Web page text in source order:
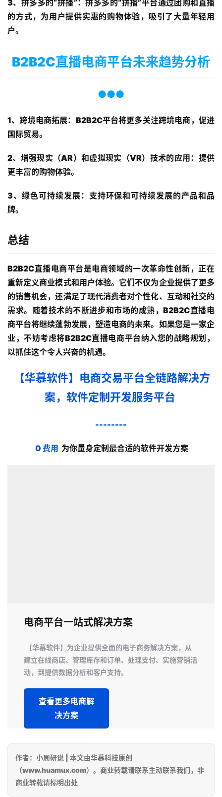
例
学
于
慕
联
系
我
4
0
0
-
8
5
5
-
3、拼多多的“拼播”：拼多多的“拼播”平台通过团购和直播
的方式，为用户提供实惠的购物体验，吸引了大量年轻用
户。
B2B2C直播电商平台未来趋势分析
●●●
1、跨境电商拓展：B2B2C平台将更多关注跨境电商，促进
国际贸易。
2、增强现实（AR）和虚拟现实（VR）技术的应用：提供
更丰富的购物体验。
3、绿色可持续发展：支持环保和可持续发展的产品和品
牌。
总结
B2B2C直播电商平台是电商领域的一次革命性创新，正在
重新定义商业模式和用户体验。它们不仅为企业提供了更多
的销售机会，还满足了现代消费者对个性化、互动和社交的
需求。随着技术的不断进步和市场的成熟，B2B2C直播电
商平台将继续蓬勃发展，塑造电商的未来。如果您是一家企
业，不妨考虑将B2B2C直播电商平台纳入您的战略规划，
以抓住这个令人兴奋的机遇。
【华慕软件】电商交易平台全链路解决方
案，软件定制开发服务平台
--------
0 费用 为你量身定制最合适的软件开发方案
电商平台一站式解决方案
【华慕软件】为企业提供全面的电子商务解决方案，从
建立在线商店、管理库存和订单、处理支付、实施营销活
动，到提供数据分析和客户支持。
查看更多电商解
决方案
作者：小周研说 | 本文由华慕科技原创
（www.huamux.com）。商业转载请联系主动联系我们，非
商业转载请标明出处